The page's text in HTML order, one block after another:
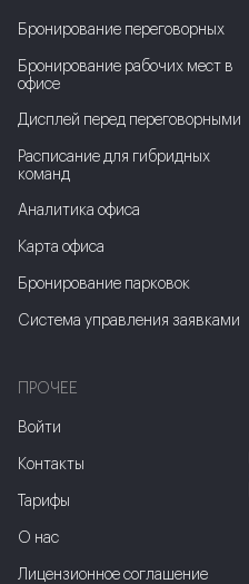
Бронирование переговорных
Бронирование рабочих мест в
офисе
Дисплей перед переговорными
Расписание для гибридных
команд
Аналитика офиса
Карта офиса
Бронирование парковок
Система управления заявками
ПРОЧЕЕ
Войти
Контакты
Тарифы
О нас
Лицензионное соглашение